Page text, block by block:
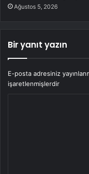
Ağustos 5, 2026
Bir yanıt yazın
E-posta adresiniz
işaretlenmişlerdir